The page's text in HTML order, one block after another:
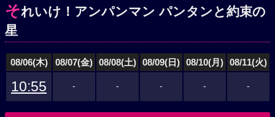
それいけ！アンパンマン パンタンと約束の
星
08/06(木) 08/07(金) 08/08(土) 08/09(日) 08/10(月) 08/11(火)
10:55 - - - - -